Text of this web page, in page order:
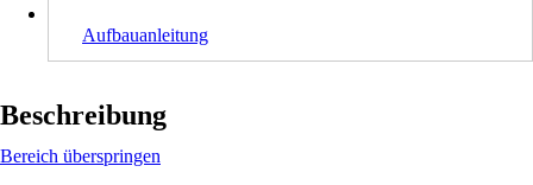
Aufbauanleitung
Beschreibung
Bereich überspringen